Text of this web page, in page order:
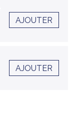
AJOUTER
AJOUTER